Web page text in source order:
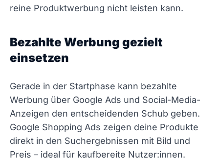
reine Produktwerbung nicht leisten kann.
Bezahlte Werbung gezielt
einsetzen
Gerade in der Startphase kann bezahlte
Werbung über Google Ads und Social-Media-
Anzeigen den entscheidenden Schub geben.
Google Shopping Ads zeigen deine Produkte
direkt in den Suchergebnissen mit Bild und
Preis – ideal für kaufbereite Nutzer:innen.